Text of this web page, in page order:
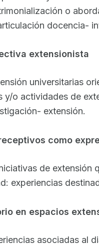
o
docencia-
extensionista
universitarias
o actividades de
extensión.
como
de
experiencias
en espacios
asociadas al